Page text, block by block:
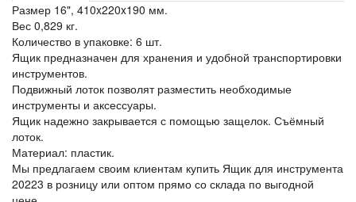
Размер 16", 410x220x190 мм.
Вес 0,829 кг.
Количество в упаковке: 6 шт.
Ящик предназначен для хранения и удобной транспортировки
инструментов.
Подвижный лоток позволят разместить необходимые
инструменты и аксессуары.
Ящик надежно закрывается с помощью защелок. Съёмный
лоток.
Материал: пластик.
Мы предлагаем своим клиентам купить Ящик для инструмента
20223 в розницу или оптом прямо со склада по выгодной